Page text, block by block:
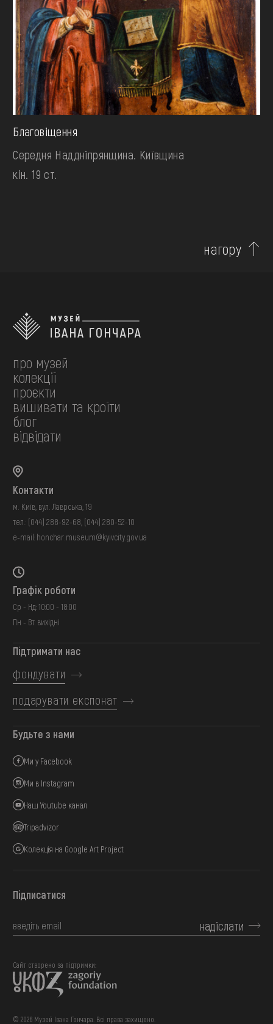
Благовіщення
Середня Наддніпрянщина. Київщина
кін. 19 ст.
нагору
про музей
колекції
проєкти
вишивати та кроїти
блог
відвідати
Контакти
м. Київ, вул. Лаврська, 19
тел.: (044) 288-92-68 (044) 280-52-10
e-mail: honchar.museum@kyivcity.gov.ua
Графік роботи
Ср - Нд: 10:00 - 18:00
Пн - Вт: вихідні
Підтримати нас
фондувати
подарувати експонат
Будьте з нами
Ми у Facebook
Ми в Instagram
Наш Youtube канал
Tripadvizor
Колекція на Google Art Project
Підписатися
надіслати
© 2026 Музей Івана Гончара. Всі права захищено.
Сайт створено за підтримки: